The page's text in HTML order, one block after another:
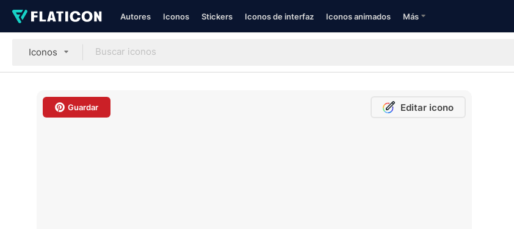
Autores Iconos Stickers Iconos de interfaz Iconos animados Más
Iconos
Guardar Editar icono